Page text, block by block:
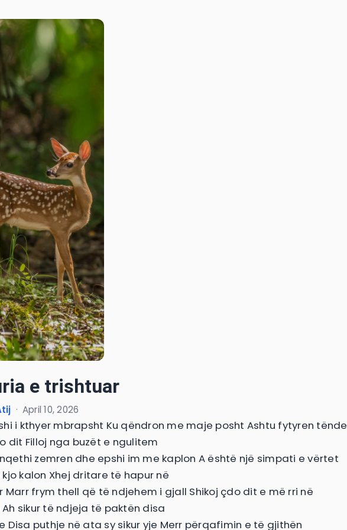
e trishtuar
· April 10, 2026
i kthyer mbrapsht Ku qëndron me maje posht Ashtu fytyren tënde
dit Filloj nga buzët e ngulitem
zemren dhe epshi im me kaplon A është një simpati e vërtet
kalon Xhej dritare të hapur në
Marr frym thell që të ndjehem i gjall Shikoj çdo dit e më rri në
sikur të ndjeja të paktën disa
Disa puthje në ata sy sikur yje Merr përqafimin e të gjithën